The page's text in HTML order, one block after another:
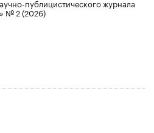
публицистического журнала
№ 2 (2026)